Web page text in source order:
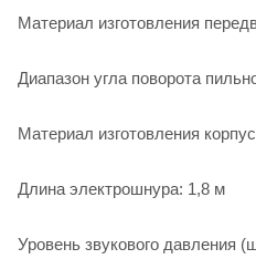
Материал изготовления
Диапазон угла поворота
Материал изготовления
Длина электрошнура: 1,8 м
Уровень звукового давления